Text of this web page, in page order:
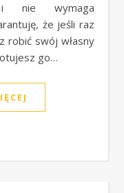
nie wymaga
że jeśli raz
robić swój własny
go…